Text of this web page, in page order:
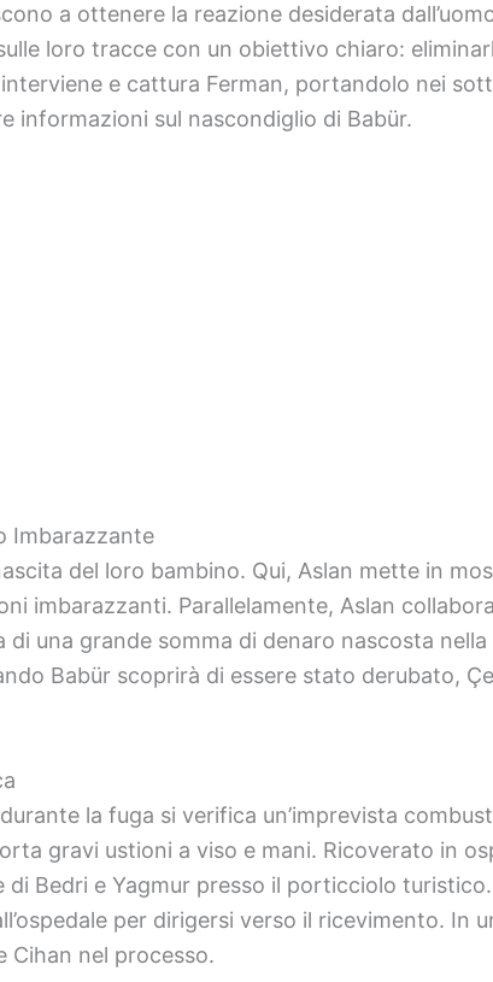
a ottenere la reazione desiderata
loro tracce con un obiettivo chiaro:
e cattura Ferman, portandolo nei
informazioni sul nascondiglio di Babür.
Imbarazzante
del loro bambino. Qui, Aslan mette in
imbarazzanti. Parallelamente, Aslan
una grande somma di denaro nascosta nella
Babür scoprirà di essere stato derubato,
la fuga si verifica un’imprevista
gravi ustioni a viso e mani. Ricoverato in
Bedri e Yagmur presso il porticciolo turistico.
per dirigersi verso il ricevimento. In
Cihan nel processo.